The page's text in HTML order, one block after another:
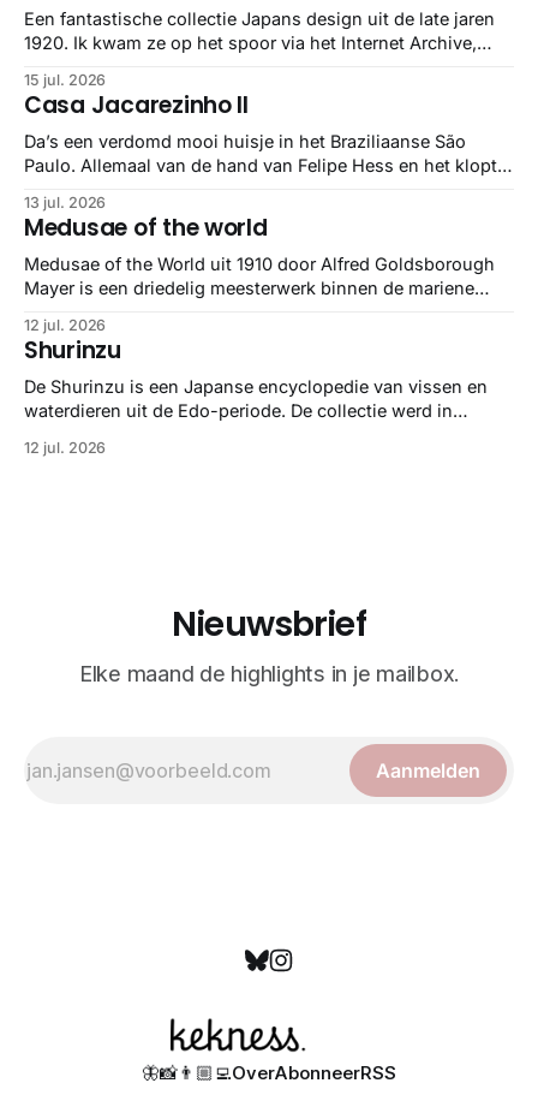
Een fantastische collectie Japans design uit de late jaren
1920. Ik kwam ze op het spoor via het Internet Archive,
gebundeld in een: boek ✨ Daarin hebben ze alle scans een
stuk netter getrokken, maar op deze manier vind ik ze er
minstens
15 jul. 2026
Casa Jacarezinho II
Da’s een verdomd mooi huisje in het Braziliaanse São
Paulo. Allemaal van de hand van Felipe Hess en het klopt
13 jul. 2026
Medusae of the world
Medusae of the World uit 1910 door Alfred Goldsborough
Mayer is een driedelig meesterwerk binnen de mariene
gedetailleerd overzicht van kwallensoorten en hun
taxonomie. Het boek staat bekend om de combinatie van
strikte wetenschap met prachtige, handgetekende
illustraties en kleurendrukplaten van Mayer zelf.
12 jul. 2026
Shurinzu
De Shurinzu is een Japanse encyclopedie van vissen en
waterdieren uit de Edo-periode. De collectie werd in
bekend om verfijnde technieken en bijna driedimensionale
12 jul. 2026
Nieuwsbrief
Elke maand de highlights in je mailbox.
Aanmelden
🦋📸👨🏼‍💻OverAbonneerRSS